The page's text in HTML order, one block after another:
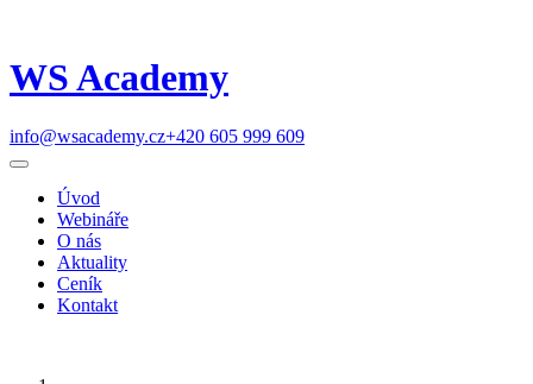
WS Academy
info@wsacademy.cz+420 605 999 609
Úvod
Webináře
O nás
Aktuality
Ceník
Kontakt